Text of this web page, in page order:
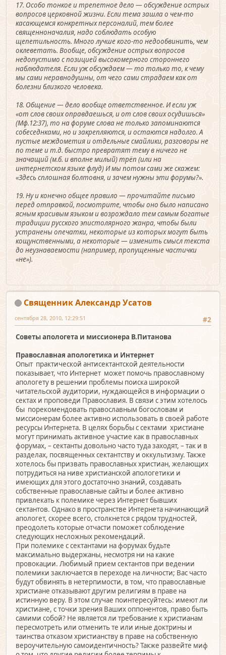
17. Особо тонкое и трепетное дело — обсуждение острых
вопросов церковной жизни. Если тема зашла о чем-то
касающемся конкретных персоналий, тем более
священноначалия, надо соблюдать особую
щепетильность. Много лучше кого-то недообвинить, чем
оклеветать. Вообще, обсуждение острых вопросов
недопустимо с позицией высокомерного стороннего
наблюдателя. Если уж обсуждаем — то только то, к чему
мы сами неравнодушны, от чего сами страдаем как от
болезни близкого человека.
18. Общение — дело вообще ответственное. И если уж
«от слов своих оправдаешься, и от слов своих осудишься»
(Мф.12:37), то на форуме слова не только запоминаются
собеседнками, но и закрепляются, и остаются надолго. А
пустые междометия и отдельные смайлики, разговоры не
по теме и т.д. быстро превратят тему в ничего не
значащий (м.б. и вполне милый) трёп (или на
интернетском языке флуд) И мы потом сами же скажем:
«Здесь сплошная болтовня, и зачем нужны эти форумы?».
19. Ну и конечно общее правило — прочитайте письмо
перед отправкой, посмотрите, чтобы оно было написано
ясным красивым языком и возрождало тем самым богатые
традиции русского эпистолярного жанра, чтобы были
устранены опечатки, некоторые из которых могут быть
кощунственными, а некоторые — изменить смысл текста
до неузнаваемости (например, пропущенные частички
«не»).
Священник Александр Усатов
#2
сентября 28, 2010, 12:29:51
Советы апологета и миссионера В.Питанова
Православная апологетика и Интернет
Опыт практической антисектантской деятельности
показывает, что Интернет может помочь православному
апологету в решении проблемы поиска широкой
читательской аудитории, нуждающейся в информации о
сектах и проповеди Православия. В связи с этим хотелось
бы порекомендовать православным богословам и
миссионерам более активно использовать в своей работе
ресурсы Интернета. В целях борьбы с сектами христиане
могут принимать активное участие как в православных
форумах, – сектанты довольно часто туда заходят, – так и в
разделах, посвященных сектантству и оккультизму. Также
хотелось бы призвать православных христиан, желающих
потрудиться на ниве христианской апологетики и
имеющих для этого достаточно знаний, создавать
собственные православные сайты и более активно
привлекать к полемике через Интернет бывших
сектантов. Однако в пространстве Интернета начинающий
апологет, скорее всего, столкнется с рядом трудностей,
преодолеть которые отчасти поможет соблюдение
следующих несложных рекомендаций.
При полемике с сектантами на форумах будьте
максимально выдержаны, несмотря ни на какие
провокации. Любимый прием сектантов при ведении
полемики заключается в переходе на личности; Вас часто
будут обвинять в нетерпимости, в том, что православные
христиане отказывают другим религиям в праве на
истинную веру. В этом случае поинтересуйтесь: имеют ли
христиане, с точки зрения Ваших оппонентов, право быть
самими собой? Не является ли требование к христианам
пересмотреть или отменить те или иные доктрины и
таинства отказом христианству в праве на собственную
вероучительную самоидентичность? Также развейте миф